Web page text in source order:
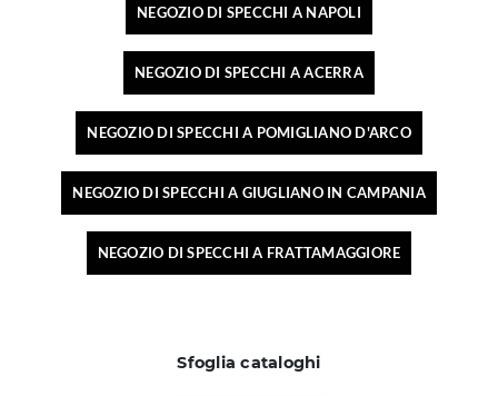
NEGOZIO DI SPECCHI A NAPOLI
NEGOZIO DI SPECCHI A ACERRA
NEGOZIO DI SPECCHI A POMIGLIANO D'ARCO
NEGOZIO DI SPECCHI A GIUGLIANO IN CAMPANIA
NEGOZIO DI SPECCHI A FRATTAMAGGIORE
Sfoglia cataloghi